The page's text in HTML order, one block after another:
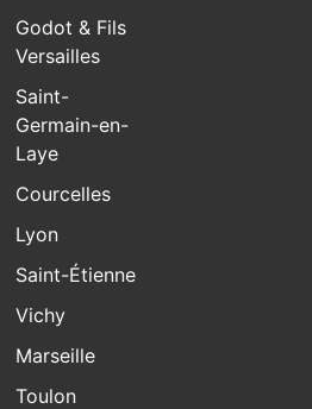
Godot & Fils
Versailles
Saint-
Germain-en-
Laye
Courcelles
Lyon
Saint-Étienne
Vichy
Marseille
Toulon